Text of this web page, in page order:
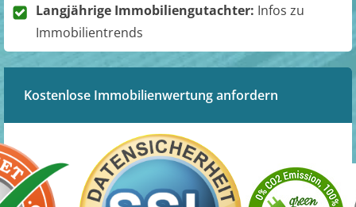
Langjährige Immobiliengutachter: Infos zu
Immobilientrends
Kostenlose Immobilienwertung anfordern